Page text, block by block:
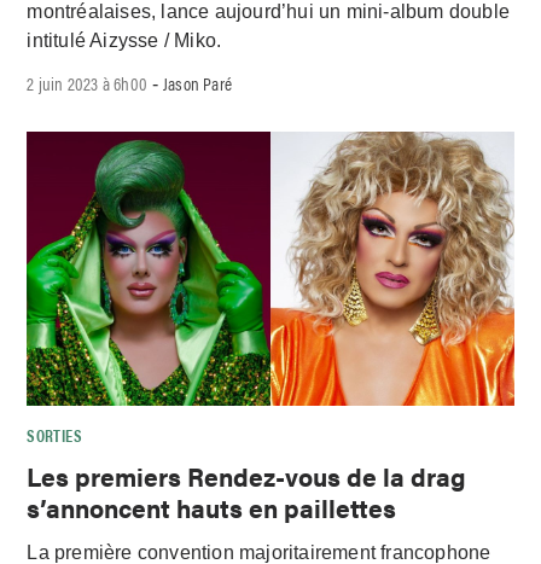
montréalaises, lance aujourd’hui un mini-album double
intitulé Aizysse / Miko.
2 juin 2023 à 6h00 - Jason Paré
SORTIES
Les premiers Rendez-vous de la drag
s’annoncent hauts en paillettes
La première convention majoritairement francophone